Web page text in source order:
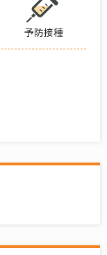
予防接種